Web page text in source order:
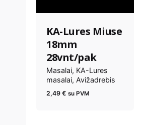
KA-Lures Miuse
18mm
28vnt/pak
Masalai KA-Lures
masalai Avižadrebis
2,49 € su PVM